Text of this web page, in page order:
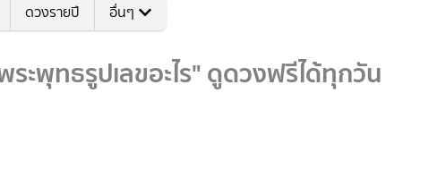
ดวงรายปี อื่นๆ
ะพุทธรูปเลขอะไร" ดูดวงฟรีได้ทุกวัน